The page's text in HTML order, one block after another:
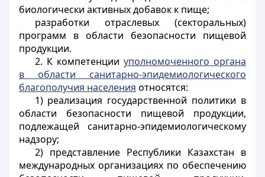
биологически активных добавок к пище;
разработки отраслевых (секторальных)
программ в области безопасности пищевой
продукции.
2. К компетенции уполномоченного органа
в области санитарно-эпидемиологического
благополучия населения относятся:
1) реализация государственной политики в
области безопасности пищевой продукции,
подлежащей санитарно-эпидемиологическому
надзору;
2) представление Республики Казахстан в
международных организациях по обеспечению